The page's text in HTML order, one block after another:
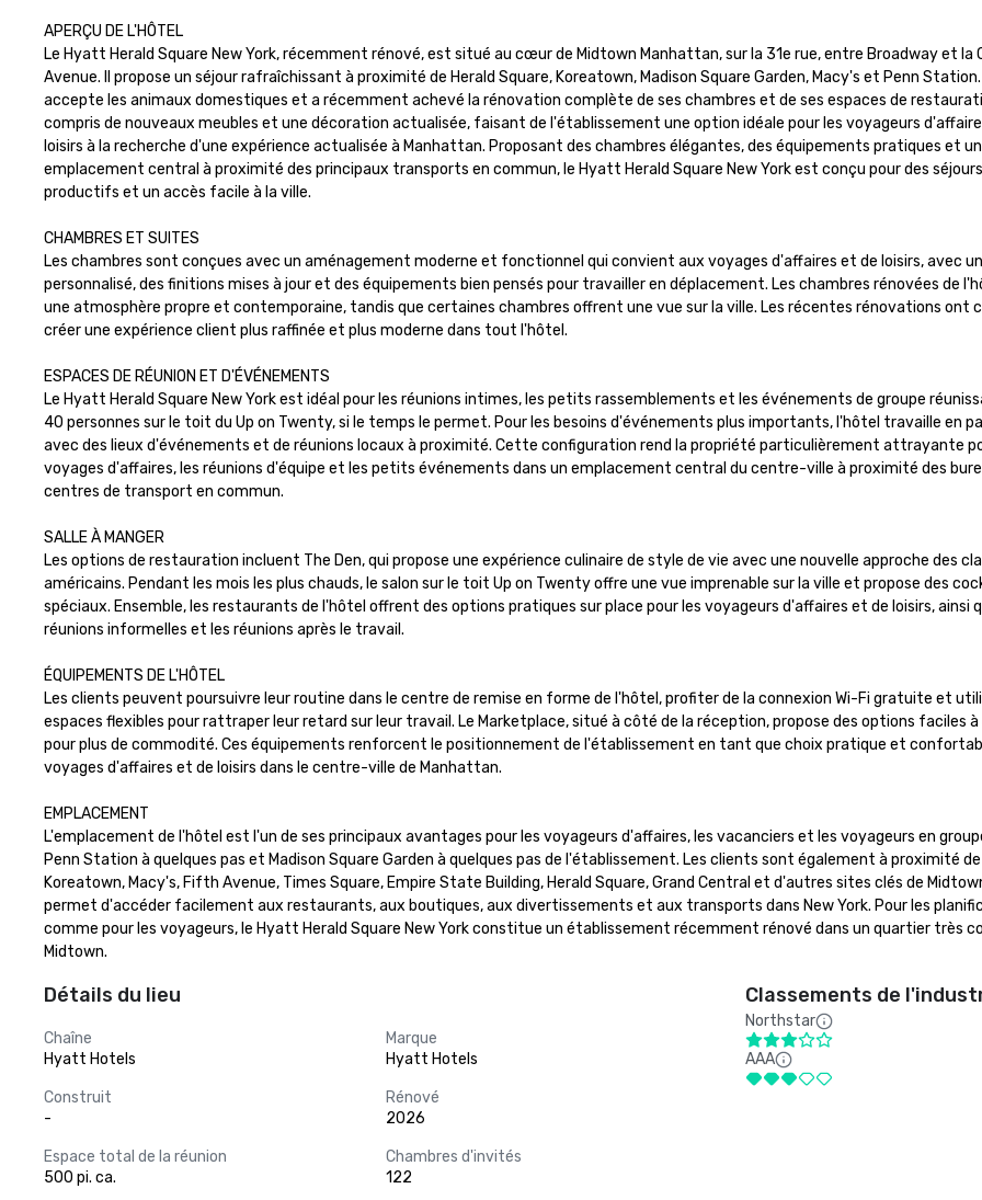
APERÇU DE L'HÔTEL
Le Hyatt Herald Square New York, récemment rénové, est situé au cœur de Midtown Manhattan, sur la 31e rue, entre Broadway et la
Avenue. Il propose un séjour rafraîchissant à proximité de Herald Square, Koreatown, Madison Square Garden, Macy's et Penn Station.
accepte les animaux domestiques et a récemment achevé la rénovation complète de ses chambres et de ses espaces de
compris de nouveaux meubles et une décoration actualisée, faisant de l'établissement une option idéale pour les voyageurs
loisirs à la recherche d'une expérience actualisée à Manhattan. Proposant des chambres élégantes, des équipements pratiques et un
emplacement central à proximité des principaux transports en commun, le Hyatt Herald Square New York est conçu pour des séjours
productifs et un accès facile à la ville.
CHAMBRES ET SUITES
Les chambres sont conçues avec un aménagement moderne et fonctionnel qui convient aux voyages d'affaires et de loisirs, avec
personnalisé, des finitions mises à jour et des équipements bien pensés pour travailler en déplacement. Les chambres rénovées de
une atmosphère propre et contemporaine, tandis que certaines chambres offrent une vue sur la ville. Les récentes rénovations ont
créer une expérience client plus raffinée et plus moderne dans tout l'hôtel.
ESPACES DE RÉUNION ET D'ÉVÉNEMENTS
Le Hyatt Herald Square New York est idéal pour les réunions intimes, les petits rassemblements et les événements de groupe
40 personnes sur le toit du Up on Twenty, si le temps le permet. Pour les besoins d'événements plus importants, l'hôtel travaille en
avec des lieux d'événements et de réunions locaux à proximité. Cette configuration rend la propriété particulièrement attrayante
voyages d'affaires, les réunions d'équipe et les petits événements dans un emplacement central du centre-ville à proximité des
centres de transport en commun.
SALLE À MANGER
Les options de restauration incluent The Den, qui propose une expérience culinaire de style de vie avec une nouvelle approche des
américains. Pendant les mois les plus chauds, le salon sur le toit Up on Twenty offre une vue imprenable sur la ville et propose des
spéciaux. Ensemble, les restaurants de l'hôtel offrent des options pratiques sur place pour les voyageurs d'affaires et de loisirs, ainsi
réunions informelles et les réunions après le travail.
ÉQUIPEMENTS DE L'HÔTEL
Les clients peuvent poursuivre leur routine dans le centre de remise en forme de l'hôtel, profiter de la connexion Wi-Fi gratuite et
espaces flexibles pour rattraper leur retard sur leur travail. Le Marketplace, situé à côté de la réception, propose des options faciles
pour plus de commodité. Ces équipements renforcent le positionnement de l'établissement en tant que choix pratique et
voyages d'affaires et de loisirs dans le centre-ville de Manhattan.
EMPLACEMENT
L'emplacement de l'hôtel est l'un de ses principaux avantages pour les voyageurs d'affaires, les vacanciers et les voyageurs en
Penn Station à quelques pas et Madison Square Garden à quelques pas de l'établissement. Les clients sont également à proximité de
Koreatown, Macy's, Fifth Avenue, Times Square, Empire State Building, Herald Square, Grand Central et d'autres sites clés de
permet d'accéder facilement aux restaurants, aux boutiques, aux divertissements et aux transports dans New York. Pour les
comme pour les voyageurs, le Hyatt Herald Square New York constitue un établissement récemment rénové dans un quartier très
Midtown.
Détails du lieu
Chaîne
Hyatt Hotels
Marque
Hyatt Hotels
Construit
-
Rénové
2026
Espace total de la réunion
500 pi. ca.
Chambres d'invités
122
Classements de
Northstar
AAA